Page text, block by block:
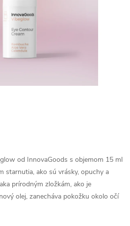
od InnovaGoods s objemom 15 ml
starnutia, ako sú vrásky, opuchy a
prírodným zložkám, ako je
olej, zanecháva pokožku okolo očí